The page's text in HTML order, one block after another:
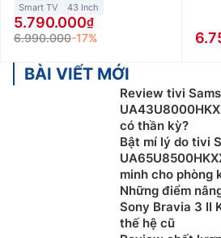
Smart TV 43 Inch
5.790.000
6.990.000-17%
BÀI VIẾT MỚI
Review tivi
có thần kỳ?
Bật mí lý do tivi
minh cho phòng
Những điểm
Sony Bravia 3 II
thế hệ cũ